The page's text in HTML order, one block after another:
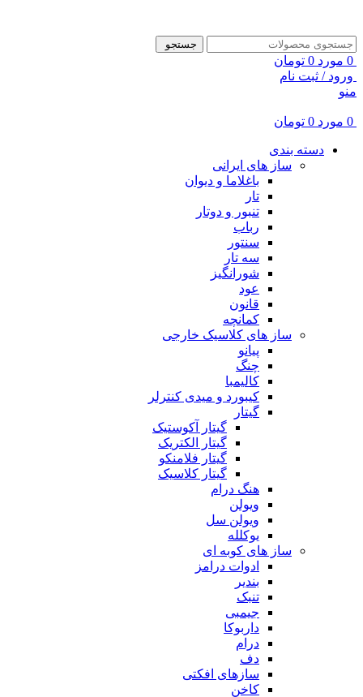
جستجو
0 مورد 0 تومان
ورود / ثبت نام
منو
0 مورد 0 تومان
دسته بندی
ساز های ایرانی
باغلاما و دیوان
تار
تنبور و دوتار
رباب
سنتور
سه تار
شورانگیز
عود
قانون
کمانچه
ساز های کلاسیک خارجی
پیانو
چنگ
کالیمبا
کیبورد و میدی کنترلر
گیتار
گیتار آکوستیک
گیتار الکتریک
گیتار فلامنکو
گیتار کلاسیک
هنگ درام
ویولن
ویولن سل
یوکلله
ساز های کوبه ای
ادوات درامز
بندیر
تنبک
جیمبی
داربوکا
درام
دف
سازهای افکتی
کاخن